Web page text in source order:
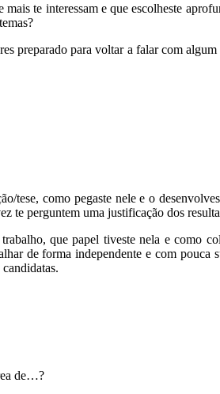
te interessam e que escolheste
preparado para voltar a falar com
tese, como pegaste nele e o
te perguntem uma justificação dos
que papel tiveste nela e como
de forma independente e com pouca
de…?